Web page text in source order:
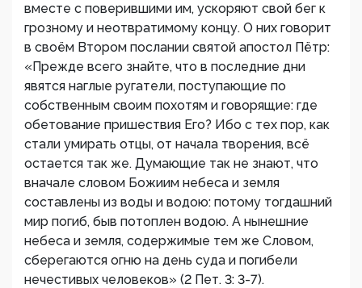
вместе с поверившими им, ускоряют свой бег к
грозному и неотвратимому концу. О них говорит
в своём Втором послании святой апостол Пётр:
«Прежде всего знайте, что в последние дни
явятся наглые ругатели, поступающие по
собственным своим похотям и говорящие: где
обетование пришествия Его? Ибо с тех пор, как
стали умирать отцы, от начала творения, всё
остается так же. Думающие так не знают, что
вначале словом Божиим небеса и земля
составлены из воды и водою: потому тогдашний
мир погиб, быв потоплен водою. А нынешние
небеса и земля, содержимые тем же Словом,
сберегаются огню на день суда и погибели
нечестивых человеков» (2 Пет. 3: 3-7).